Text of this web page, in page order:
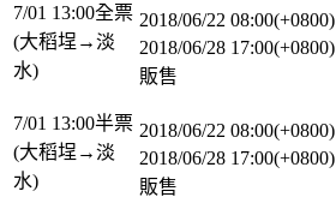
7/01 13:00全票
(大稻埕→淡
水)
2018/06/22 08:00(+0800)
2018/06/28 17:00(+0800)
販售
7/01 13:00半票
(大稻埕→淡
水)
2018/06/22 08:00(+0800)
2018/06/28 17:00(+0800)
販售